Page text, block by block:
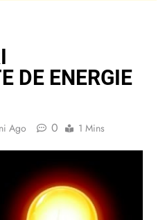
DE ENERGIE
Ago 0 1 Mins